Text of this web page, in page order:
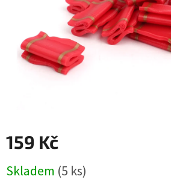
159 Kč
cena:
Skladem (5 ks)